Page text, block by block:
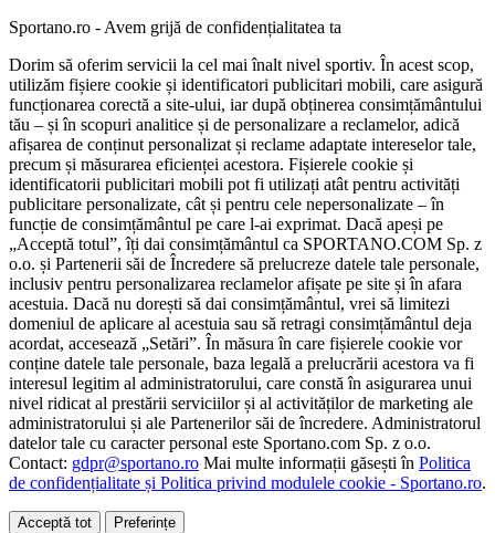
Sportano.ro - Avem grijă de confidențialitatea ta
Dorim să oferim servicii la cel mai înalt nivel sportiv. În acest scop,
utilizăm fișiere cookie și identificatori publicitari mobili, care asigură
funcționarea corectă a site-ului, iar după obținerea consimțământului
tău – și în scopuri analitice și de personalizare a reclamelor, adică
afișarea de conținut personalizat și reclame adaptate intereselor tale,
precum și măsurarea eficienței acestora. Fișierele cookie și
identificatorii publicitari mobili pot fi utilizați atât pentru activități
publicitare personalizate, cât și pentru cele nepersonalizate – în
funcție de consimțământul pe care l-ai exprimat. Dacă apeși pe
„Acceptă totul”, îți dai consimțământul ca SPORTANO.COM Sp. z
o.o. și Partenerii săi de Încredere să prelucreze datele tale personale,
inclusiv pentru personalizarea reclamelor afișate pe site și în afara
acestuia. Dacă nu dorești să dai consimțământul, vrei să limitezi
domeniul de aplicare al acestuia sau să retragi consimțământul deja
acordat, accesează „Setări”. În măsura în care fișierele cookie vor
conține datele tale personale, baza legală a prelucrării acestora va fi
interesul legitim al administratorului, care constă în asigurarea unui
nivel ridicat al prestării serviciilor și al activităților de marketing ale
administratorului și ale Partenerilor săi de încredere. Administratorul
datelor tale cu caracter personal este Sportano.com Sp. z o.o.
Contact: gdpr@sportano.ro Mai multe informații găsești în Politica
de confidențialitate și Politica privind modulele cookie - Sportano.ro.
Acceptă tot Preferințe